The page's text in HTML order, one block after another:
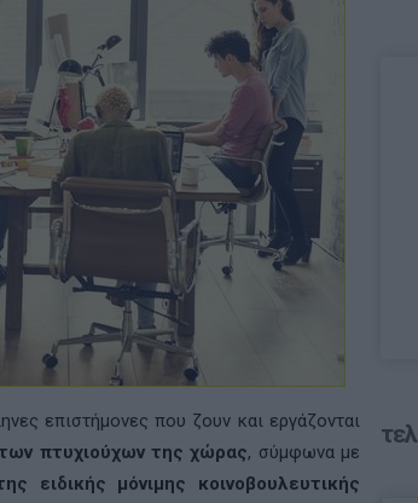
επιστήμονες που ζουν και εργάζονται
πτυχιούχων της χώρας, σύμφωνα με
ειδικής μόνιμης κοινοβουλευτικής